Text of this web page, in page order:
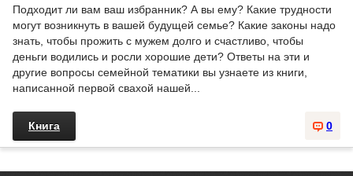
Подходит ли вам ваш избранник? А вы ему? Какие трудности
могут возникнуть в вашей будущей семье? Какие законы надо
знать, чтобы прожить с мужем долго и счастливо, чтобы
деньги водились и росли хорошие дети? Ответы на эти и
другие вопросы семейной тематики вы узнаете из книги,
написанной первой свахой нашей...
0
Книга